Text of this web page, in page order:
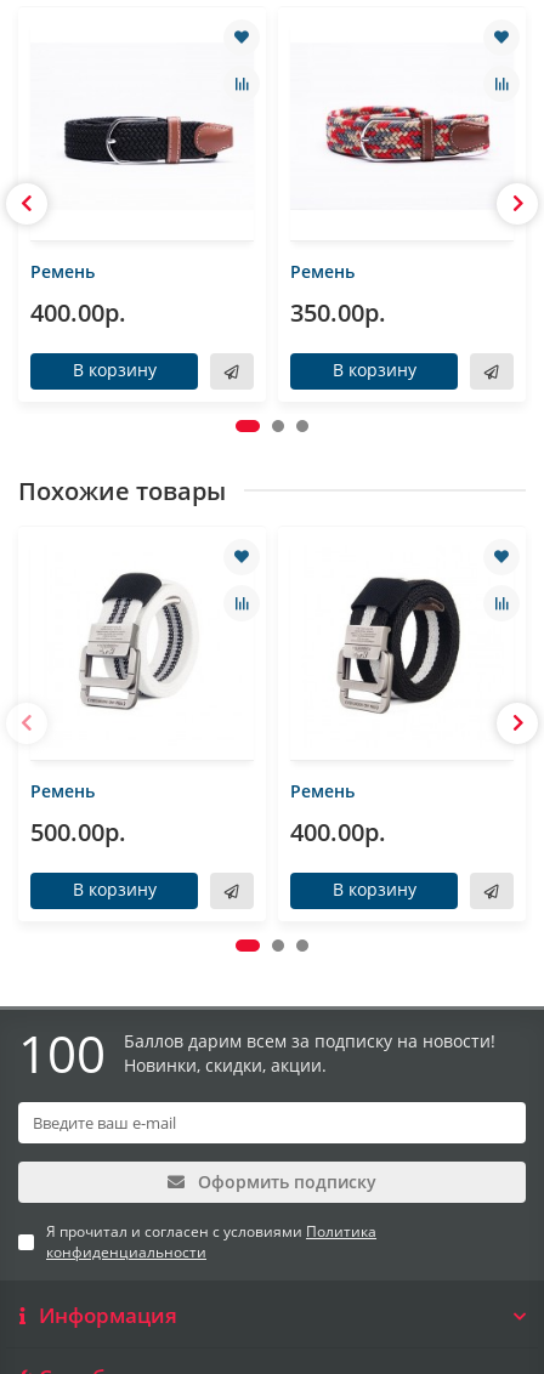
Ремень
400.00р.
В корзину
Ремень
350.00р.
В корзину
Похожие товары
Ремень
500.00р.
В корзину
Ремень
400.00р.
В корзину
100
Баллов дарим всем за подписку на новости!
Новинки, скидки, акции.
Оформить подписку
Я прочитал и согласен с условиями Политика
конфиденциальности
Информация